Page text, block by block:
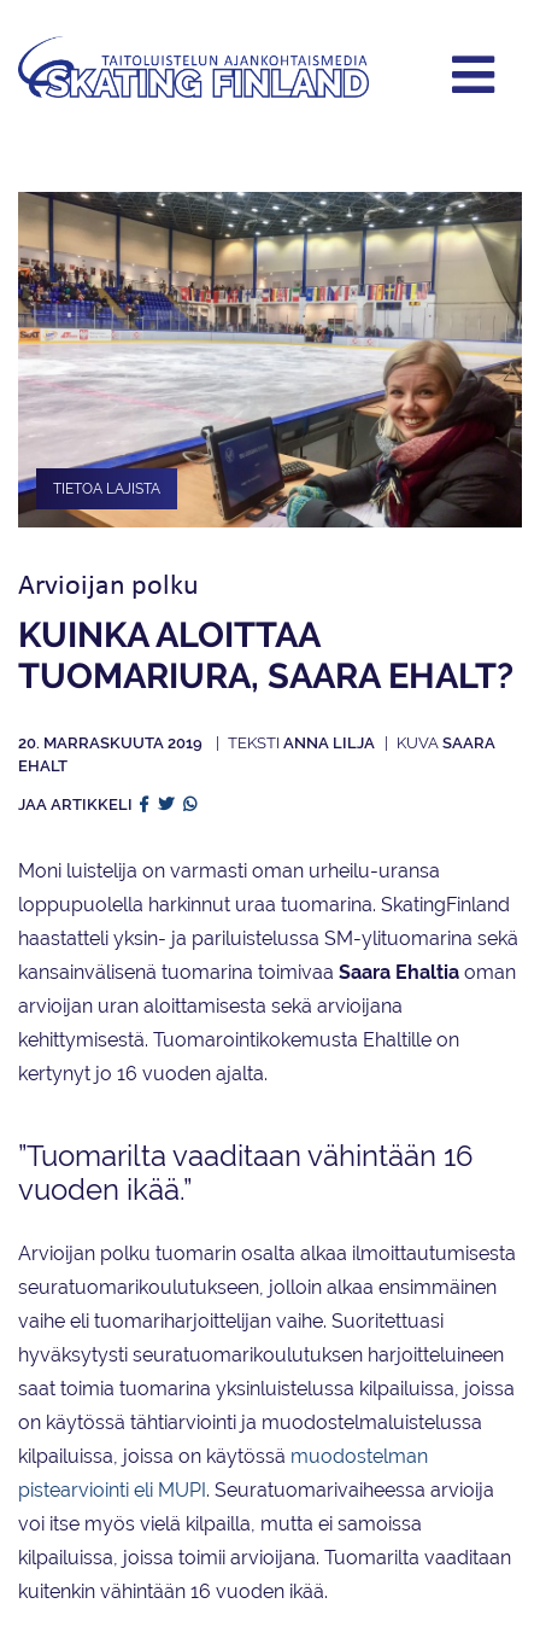
TIETOA LAJISTA
Arvioijan polku
KUINKA ALOITTAA
TUOMARIURA, SAARA EHALT?
20. MARRASKUUTA 2019 ANNA LILJA
SAARA
EHALT
JAA ARTIKKELI
Moni luistelija on varmasti oman urheilu-uransa
loppupuolella harkinnut uraa tuomarina. SkatingFinland
haastatteli yksin- ja pariluistelussa SM-ylituomarina sekä
kansainvälisenä tuomarina toimivaa Saara Ehaltia oman
arvioijan uran aloittamisesta sekä arvioijana
kehittymisestä. Tuomarointikokemusta Ehaltille on
kertynyt jo 16 vuoden ajalta.
”Tuomarilta vaaditaan vähintään 16
vuoden ikää.”
Arvioijan polku tuomarin osalta alkaa ilmoittautumisesta
seuratuomarikoulutukseen, jolloin alkaa ensimmäinen
vaihe eli tuomariharjoittelijan vaihe. Suoritettuasi
hyväksytysti seuratuomarikoulutuksen harjoitteluineen
saat toimia tuomarina yksinluistelussa kilpailuissa, joissa
on käytössä tähtiarviointi ja muodostelmaluistelussa
kilpailuissa, joissa on käytössä muodostelman
pistearviointi eli MUPI. Seuratuomarivaiheessa arvioija
voi itse myös vielä kilpailla, mutta ei samoissa
kilpailuissa, joissa toimii arvioijana. Tuomarilta vaaditaan
kuitenkin vähintään 16 vuoden ikää.